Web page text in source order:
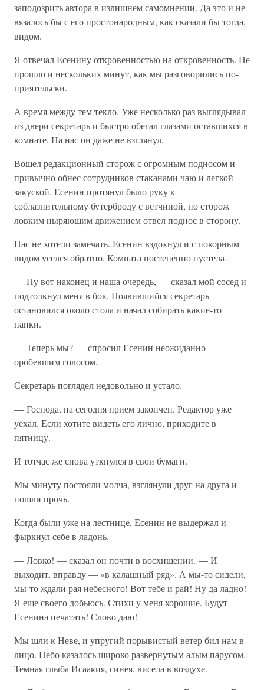
заподозрить автора в излишнем самомнении. Да это и не
вязалось бы с его простонародным, как сказали бы тогда,
видом.
Я отвечал Есенину откровенностью на откровенность. Не
прошло и нескольких минут, как мы разговорились по-
приятельски.
А время между тем текло. Уже несколько раз выглядывал
из двери секретарь и быстро обегал глазами оставшихся в
комнате. На нас он даже не взглянул.
Вошел редакционный сторож с огромным подносом и
привычно обнес сотрудников стаканами чаю и легкой
закуской. Есенин протянул было руку к
соблазнительному бутерброду с ветчиной, но сторож
ловким ныряющим движением отвел поднос в сторону.
Нас не хотели замечать. Есенин вздохнул и с покорным
видом уселся обратно. Комната постепенно пустела.
— Ну вот наконец и наша очередь, — сказал мой сосед и
подтолкнул меня в бок. Появившийся секретарь
остановился около стола и начал собирать какие-то
папки.
— Теперь мы? — спросил Есенин неожиданно
оробевшим голосом.
Секретарь поглядел недовольно и устало.
— Господа, на сегодня прием закончен. Редактор уже
уехал. Если хотите видеть его лично, приходите в
пятницу.
И тотчас же снова уткнулся в свои бумаги.
Мы минуту постояли молча, взглянули друг на друга и
пошли прочь.
Когда были уже на лестнице, Есенин не выдержал и
фыркнул себе в ладонь.
— Ловко! — сказал он почти в восхищении. — И
выходит, вправду — «в калашный ряд». А мы-то сидели,
мы-то ждали рая небесного! Вот тебе и рай! Ну да ладно!
Я еще своего добьюсь. Стихи у меня хорошие. Будут
Есенина печатать! Слово даю!
Мы шли к Неве, и упругий порывистый ветер бил нам в
лицо. Небо казалось широко развернутым алым парусом.
Темная глыба Исаакия, синея, висела в воздухе.